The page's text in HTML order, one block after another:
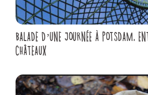
BALADE D’UNE JOURNÉE À POTSDAM,
CHÂTEAUX